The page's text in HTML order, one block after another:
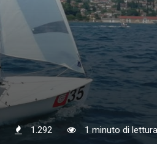
1.292 1 minuto di lettura